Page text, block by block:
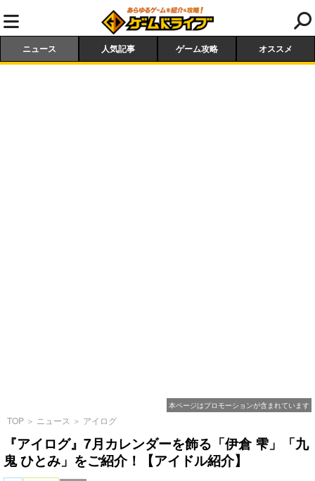
ニュース 人気記事 ゲーム攻略 オススメ
本ページはプロモーションが含まれています
TOP ＞ ニュース ＞ アイログ
『アイログ』7月カレンダーを飾る「伊倉 雫」「九
鬼 ひとみ」をご紹介！【アイドル紹介】